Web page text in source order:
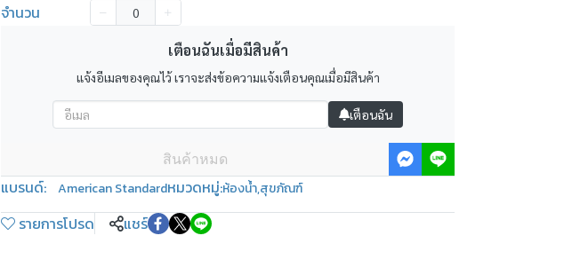
จำนวน
เตือนฉันเมื่อมีสินค้า
แจ้งอีเมลของคุณไว้ เราจะส่งข้อความแจ้งเตือนคุณเมื่อมีสินค้า
เตือนฉัน
สินค้าหมด
แบรนด์: American Standardหมวดหมู่:ห้องน้ำ,สุขภัณฑ์
รายการโปรด แชร์